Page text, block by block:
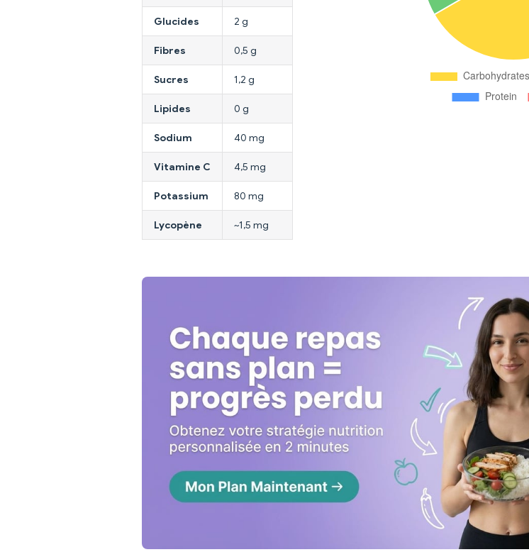
Glucides 2 g
Fibres 0,5 g
Sucres 1,2 g
Lipides 0 g
Sodium 40 mg
Vitamine C 4,5 mg
Potassium 80 mg
Lycopène ~1,5 mg